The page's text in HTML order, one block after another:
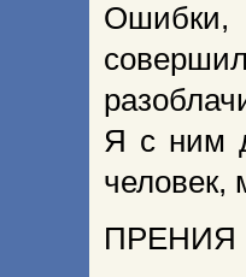
Ошибки,
Я с ним
человек,
ПРЕНИЯ